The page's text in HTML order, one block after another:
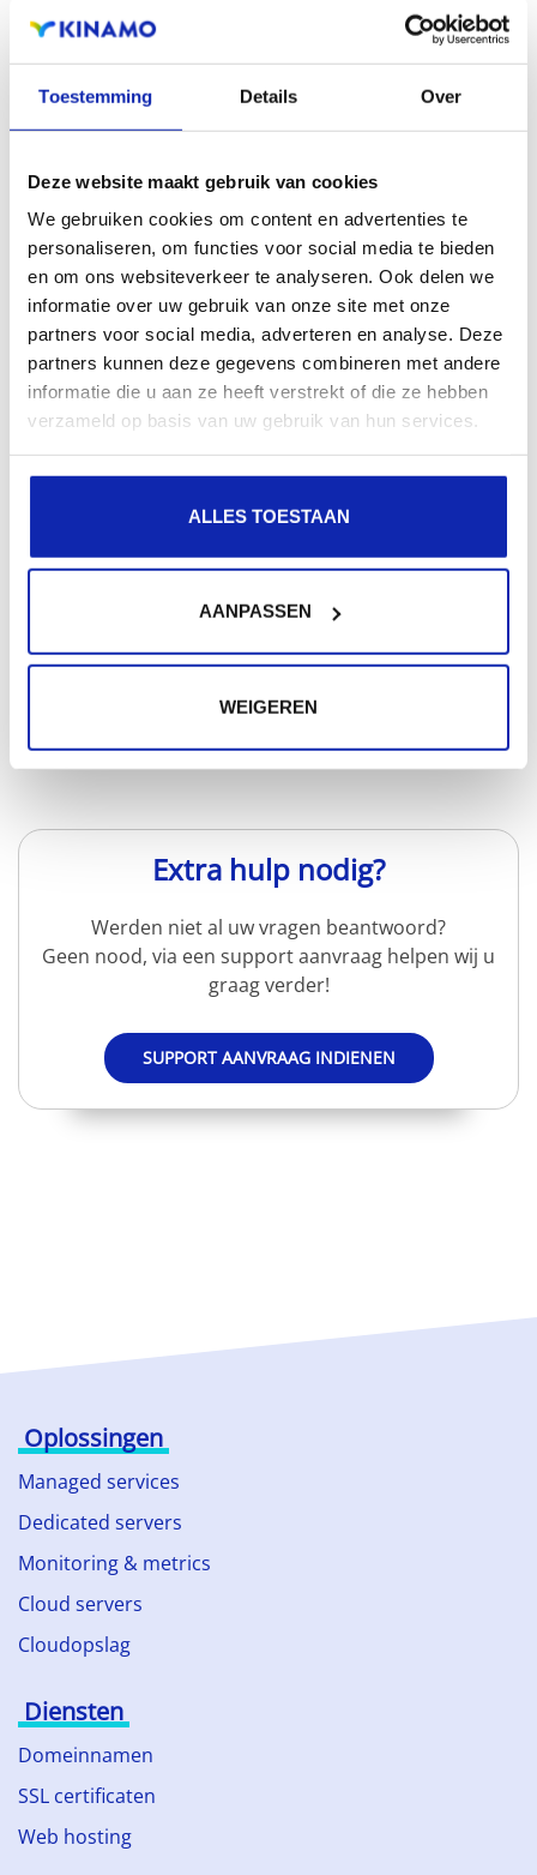
Toestemming Details Over
Deze website maakt gebruik van cookies
We gebruiken cookies om content en advertenties te
personaliseren, om functies voor social media te bieden
en om ons websiteverkeer te analyseren. Ook delen we
informatie over uw gebruik van onze site met onze
partners voor social media, adverteren en analyse. Deze
partners kunnen deze gegevens combineren met andere
informatie die u aan ze heeft verstrekt of die ze hebben
verzameld op basis van uw gebruik van hun services.
ALLES TOESTAAN
AANPASSEN
WEIGEREN
steeds beschikbaar...
Meer lezen
Hoe gebruik ik SSH?
waarmee het mogelijk is om op een veilige manier
Extra hulp nodig?
Werden niet al uw vragen beantwoord?
Geen nood, via een support aanvraag helpen wij u
graag verder!
SUPPORT AANVRAAG INDIENEN
Oplossingen
Managed services
Dedicated servers
Monitoring & metrics
Cloud servers
Cloudopslag
Diensten
Domeinnamen
SSL certificaten
Web hosting